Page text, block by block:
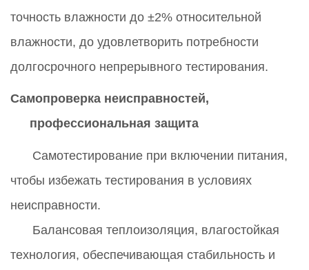
точность влажности до ±2% относительной
влажности, до удовлетворить потребности
долгосрочного непрерывного тестирования.
Самопроверка неисправностей,
профессиональная защита
Самотестирование при включении питания,
чтобы избежать тестирования в условиях
неисправности.
Балансовая теплоизоляция, влагостойкая
технология, обеспечивающая стабильность и